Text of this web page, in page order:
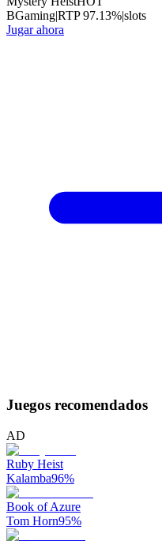
BGaming|RTP97.13%|slots
Jugar ahora
Juegos recomendados
AD
Ruby Heist
Kalamba96%
Book of Azure
Tom Horn95%